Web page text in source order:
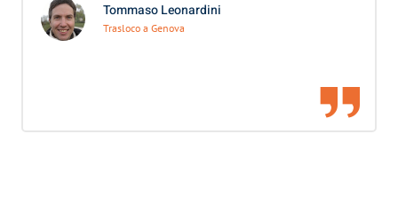
Tommaso Leonardini
Trasloco a Genova